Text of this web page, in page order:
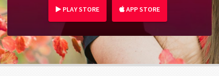
PLAY STORE APP STORE